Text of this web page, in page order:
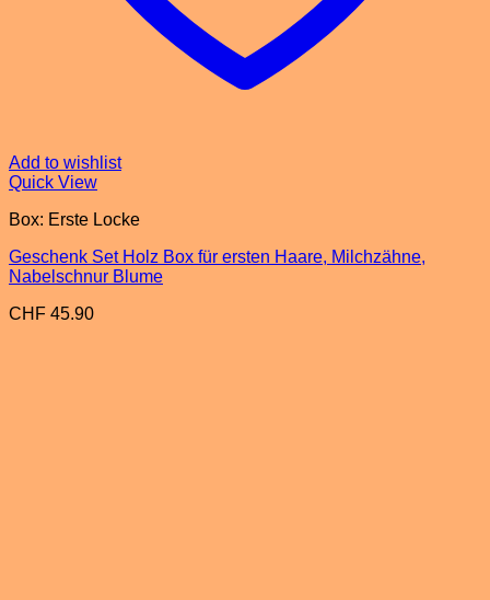
Add to wishlist
Quick View
Box: Erste Locke
Geschenk Set Holz Box für ersten Haare, Milchzähne,
Nabelschnur Blume
CHF 45.90